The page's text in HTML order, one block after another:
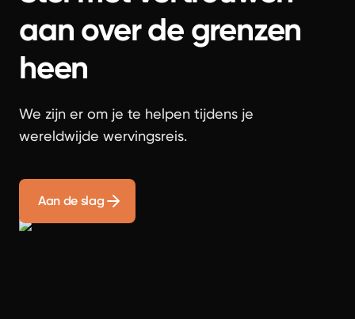
aan over de grenzen
heen
We zijn er om je te helpen tijdens je
wereldwijde wervingsreis.
Aan de slag